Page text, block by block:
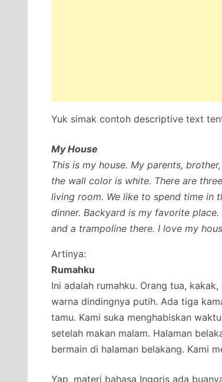
Yuk simak contoh descriptive text
My House
This is my house. My parents,
the wall color is white. There are
living room. We like to spend time in
dinner. Backyard is my favorite
and a trampoline there. I love my
Artinya:
Rumahku
Ini adalah rumahku. Orang tua,
warna dindingnya putih. Ada tiga
tamu. Kami suka menghabiskan
setelah makan malam. Halaman
bermain di halaman belakang. Kami
Yap, materi bahasa Inggris ada